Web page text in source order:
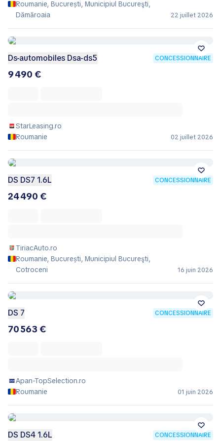
Roumanie, București, Municipiul Bucureşti,
Dămăroaia
22 juillet 2026
Ds-automobiles Dsa-ds5 CONCESSIONNAIRE
9 490 €
StarLeasing.ro
Roumanie
02 juillet 2026
DS DS7 1.6L CONCESSIONNAIRE
24 490 €
TiriacAuto.ro
Roumanie, București, Municipiul Bucureşti,
Cotroceni
16 juin 2026
DS 7 CONCESSIONNAIRE
70 563 €
Apan-TopSelection.ro
Roumanie
01 juin 2026
DS DS4 1.6L CONCESSIONNAIRE